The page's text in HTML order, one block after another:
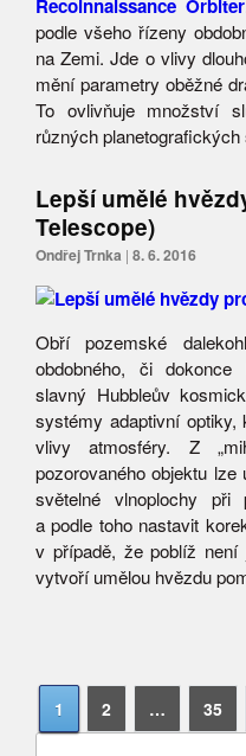
Recoinnaissance Orbiter
podle všeho řízeny
na Zemi. Jde o vlivy
mění parametry oběžné
To ovlivňuje množství
různých planetografických
Lepší umělé
Telescope)
Ondřej Trnka | 8. 6. 2016
Obří pozemské
obdobného, či
slavný Hubbleův
systémy adaptivní optiky,
vlivy atmosféry. Z
pozorovaného objektu
světelné vlnoplochy při
a podle toho nastavit
v případě, že poblíž není
vytvoří umělou hvězdu
1 2 … 35
Vyhledávání